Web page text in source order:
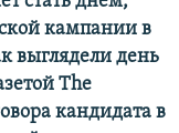
кампании в
выглядели день
The
кандидата в